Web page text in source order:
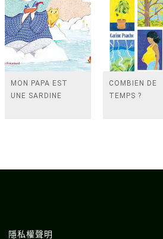
MON PAPA EST
UNE SARDINE
COMBIEN DE
TEMPS ?
隱私權聲明